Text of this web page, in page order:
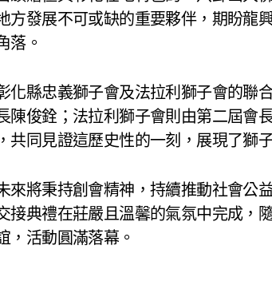
方發展不可或缺的重要夥伴，期盼龍
落。
化縣忠義獅子會及法拉利獅子會的聯
陳俊銓；法拉利獅子會則由第二屆會
共同見證這歷史性的一刻，展現了獅
來將秉持創會精神，持續推動社會公
接典禮在莊嚴且溫馨的氣氛中完成，
，活動圓滿落幕。